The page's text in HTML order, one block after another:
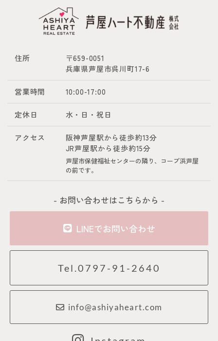
住所
〒659-0051
兵庫県芦屋市呉川町17-6
営業時間 10:00-17:00
定休日 水・日・祝日
アクセス
阪神芦屋駅から徒歩約13分
JR芦屋駅から徒歩約15分
芦屋市保健福祉センターの隣り、コープ浜芦屋
の前です。
- お問い合わせはこちらから -
LINEでお問い合わせ
Tel.0797-91-2640
info@ashiyaheart.com